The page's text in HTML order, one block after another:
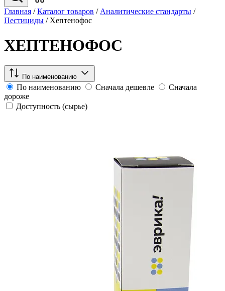
Главная / Каталог товаров / Аналитические стандарты /
Пестициды / Хептенофос
ХЕПТЕНОФОС
По наименованию
По наименованию Сначала дешевле
Сначала
дороже
Доступность (сырье)